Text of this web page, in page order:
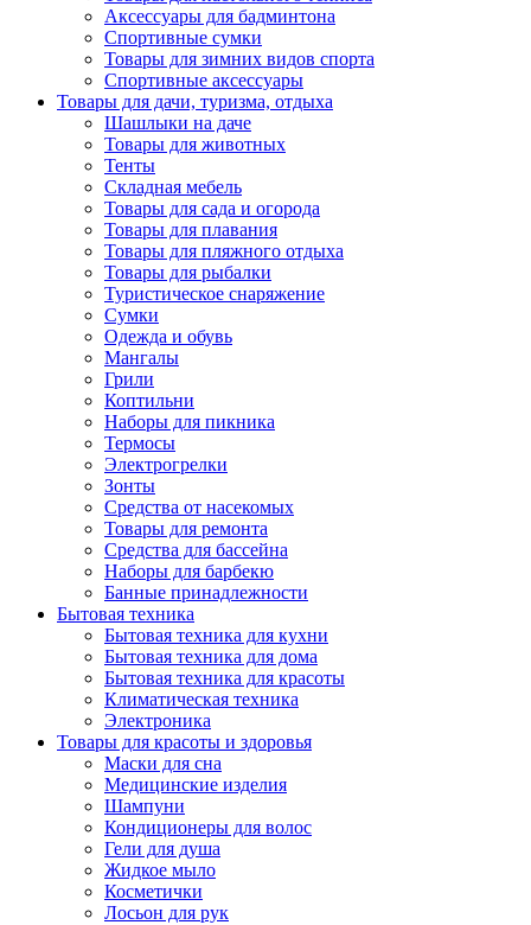
Аксессуары для бадминтона
Спортивные сумки
Товары для зимних видов спорта
Спортивные аксессуары
Товары для дачи, туризма, отдыха
Шашлыки на даче
Товары для животных
Тенты
Складная мебель
Товары для сада и огорода
Товары для плавания
Товары для пляжного отдыха
Товары для рыбалки
Туристическое снаряжение
Сумки
Одежда и обувь
Мангалы
Грили
Коптильни
Наборы для пикника
Термосы
Электрогрелки
Зонты
Средства от насекомых
Товары для ремонта
Средства для бассейна
Наборы для барбекю
Банные принадлежности
Бытовая техника
Бытовая техника для кухни
Бытовая техника для дома
Бытовая техника для красоты
Климатическая техника
Электроника
Товары для красоты и здоровья
Маски для сна
Медицинские изделия
Шампуни
Кондиционеры для волос
Гели для душа
Жидкое мыло
Косметички
Лосьон для рук